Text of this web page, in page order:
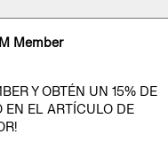
Member
Y OBTÉN UN 15% DE
EN EL ARTÍCULO DE